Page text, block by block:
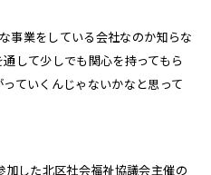
事業をしている会社なのか知らな
して少しでも関心を持ってもら
ていくんじゃないかなと思って
した北区社会福祉協議会主催の